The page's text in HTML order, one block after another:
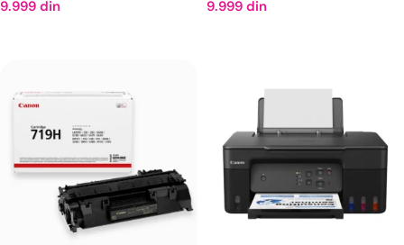
9.999 din 9.999 din